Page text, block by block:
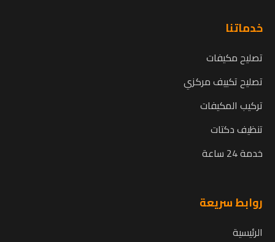
خدماتنا
تصليح مكيفات
تصليح تكييف مركزي
تركيب المكيفات
تنظيف دكتات
خدمة 24 ساعة
روابط سريعة
الرئيسية